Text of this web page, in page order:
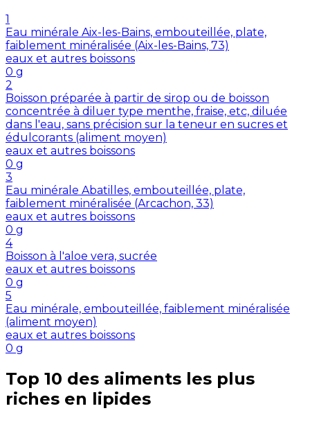
1
Eau minérale Aix-les-Bains, embouteillée, plate,
faiblement minéralisée (Aix-les-Bains, 73)
eaux et autres boissons
0 g
2
Boisson préparée à partir de sirop ou de boisson
concentrée à diluer type menthe, fraise, etc, diluée
dans l'eau, sans précision sur la teneur en sucres et
édulcorants (aliment moyen)
eaux et autres boissons
0 g
3
Eau minérale Abatilles, embouteillée, plate,
faiblement minéralisée (Arcachon, 33)
eaux et autres boissons
0 g
4
Boisson à l'aloe vera, sucrée
eaux et autres boissons
0 g
5
Eau minérale, embouteillée, faiblement minéralisée
(aliment moyen)
eaux et autres boissons
0 g
Top 10 des aliments les plus
riches en lipides